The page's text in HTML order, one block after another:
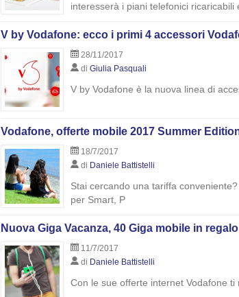
interesserà i piani telefonici
V by Vodafone: ecco i primi 4 accessori
28/11/2017
di Giulia Pasquali
V by Vodafone è la nuova linea di
Vodafone, offerte mobile 2017 Summer
18/7/2017
di Daniele Battistelli
Stai cercando una tariffa
per Smart, P
Nuova Giga Vacanza, 40 Giga mobile in
11/7/2017
di Daniele Battistelli
Con le sue offerte internet Vodafone